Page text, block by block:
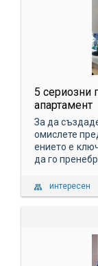
5 сериозни
апартамент
За да
омислете
ението е
да го
интересен